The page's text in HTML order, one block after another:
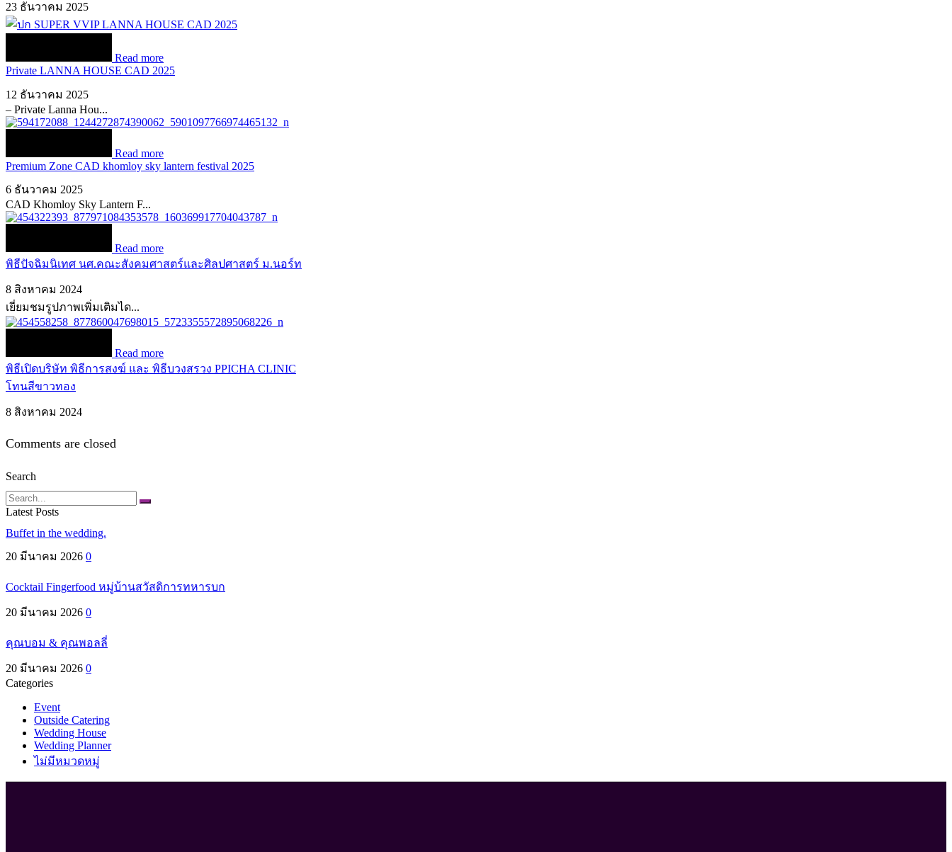
23 ธันวาคม 2025
Read more
Private LANNA HOUSE CAD 2025
12 ธันวาคม 2025
– Private Lanna Hou...
Read more
Premium Zone CAD khomloy sky lantern festival 2025
6 ธันวาคม 2025
CAD Khomloy Sky Lantern F...
Read more
พิธีปัจฉิมนิเทศ นศ.คณะสังคมศาสตร์และศิลปศาสตร์ ม.นอร์ท
8 สิงหาคม 2024
เยี่ยมชมรูปภาพเพิ่มเติมได...
Read more
พิธีเปิดบริษัท พิธีการสงฆ์ และ พิธีบวงสรวง PPICHA CLINIC
โทนสีขาวทอง
8 สิงหาคม 2024
Comments are closed
Search
Search
Latest Posts
Buffet in the wedding.
20 มีนาคม 2026 0
Cocktail Fingerfood หมู่บ้านสวัสดิการทหารบก
20 มีนาคม 2026 0
คุณบอม & คุณพอลลี่
20 มีนาคม 2026 0
Categories
Event
Outside Catering
Wedding House
Wedding Planner
ไม่มีหมวดหมู่